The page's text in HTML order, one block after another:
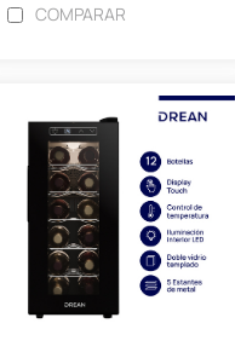
COMPARAR